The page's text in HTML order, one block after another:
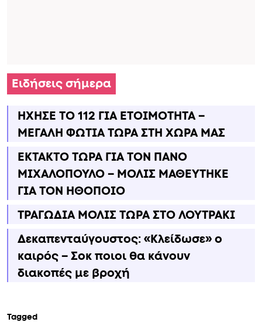
Ειδήσεις σήμερα
ΗΧΗΣΕ ΤΟ 112 ΓΙΑ ΕΤΟΙΜΟΤΗΤΑ –
ΜΕΓΑΛΗ ΦΩΤΙΑ ΤΩΡΑ ΣΤΗ ΧΩΡΑ ΜΑΣ
ΕΚΤΑΚΤΟ ΤΩΡΑ ΓΙΑ ΤΟΝ ΠΑΝΟ
ΜΙΧΑΛΟΠΟΥΛΟ – ΜΟΛΙΣ ΜΑΘΕΥΤΗΚΕ
ΓΙΑ ΤΟΝ ΗΘΟΠΟΙΟ
ΤΡΑΓΩΔΙΑ ΜΟΛΙΣ ΤΩΡΑ ΣΤΟ ΛΟΥΤΡΑΚΙ
Δεκαπενταύγουστος: «Κλείδωσε» ο
καιρός – Σoκ ποιοι θα κάνουν
διακοπές με βροχή
Tagged